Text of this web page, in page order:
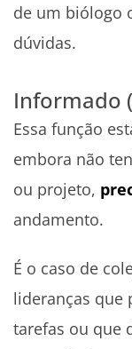
de um biólogo
dúvidas.
Informado
Essa função
embora não
ou projeto,
andamento.
É o caso de
lideranças que
tarefas ou que